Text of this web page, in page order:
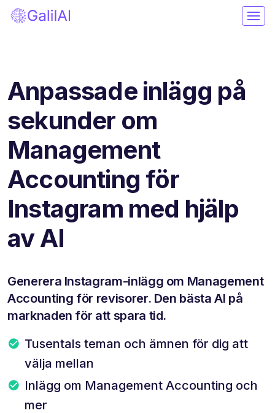
Anpassade inlägg på
sekunder om
Management
Accounting för
Instagram med hjälp
av AI
Generera Instagram-inlägg om Management
Accounting för revisorer. Den bästa AI på
marknaden för att spara tid.
Tusentals teman och ämnen för dig att
välja mellan
Inlägg om Management Accounting och
mer